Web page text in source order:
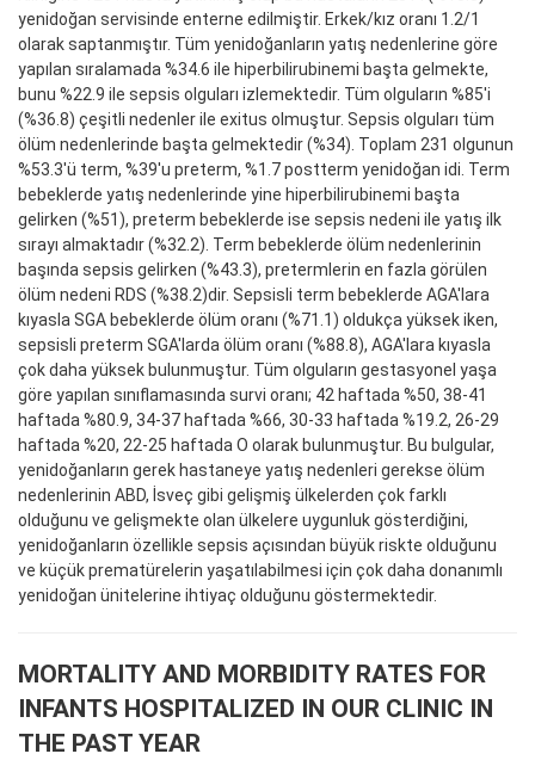
yenidoğan servisinde enterne edilmiştir. Erkek/kız oranı 1.2/1
olarak saptanmıştır. Tüm yenidoğanların yatış nedenlerine göre
yapılan sıralamada %34.6 ile hiperbilirubinemi başta gelmekte,
bunu %22.9 ile sepsis olguları izlemektedir. Tüm olguların %85'i
(%36.8) çeşitli nedenler ile exitus olmuştur. Sepsis olguları tüm
ölüm nedenlerinde başta gelmektedir (%34). Toplam 231 olgunun
%53.3'ü term, %39'u preterm, %1.7 postterm yenidoğan idi. Term
bebeklerde yatış nedenlerinde yine hiperbilirubinemi başta
gelirken (%51), preterm bebeklerde ise sepsis nedeni ile yatış ilk
sırayı almaktadır (%32.2). Term bebeklerde ölüm nedenlerinin
başında sepsis gelirken (%43.3), pretermlerin en fazla görülen
ölüm nedeni RDS (%38.2)dir. Sepsisli term bebeklerde AGA'lara
kıyasla SGA bebeklerde ölüm oranı (%71.1) oldukça yüksek iken,
sepsisli preterm SGA'larda ölüm oranı (%88.8), AGA'lara kıyasla
çok daha yüksek bulunmuştur. Tüm olguların gestasyonel yaşa
göre yapılan sınıflamasında survi oranı; 42 haftada %50, 38-41
haftada %80.9, 34-37 haftada %66, 30-33 haftada %19.2, 26-29
haftada %20, 22-25 haftada O olarak bulunmuştur. Bu bulgular,
yenidoğanların gerek hastaneye yatış nedenleri gerekse ölüm
nedenlerinin ABD, İsveç gibi gelişmiş ülkelerden çok farklı
olduğunu ve gelişmekte olan ülkelere uygunluk gösterdiğini,
yenidoğanların özellikle sepsis açısından büyük riskte olduğunu
ve küçük prematürelerin yaşatılabilmesi için çok daha donanımlı
yenidoğan ünitelerine ihtiyaç olduğunu göstermektedir.
MORTALITY AND MORBIDITY RATES FOR
INFANTS HOSPITALIZED IN OUR CLINIC IN
THE PAST YEAR